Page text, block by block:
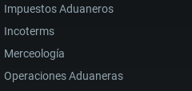
Impuestos Aduaneros
Incoterms
Merceología
Operaciones Aduaneras